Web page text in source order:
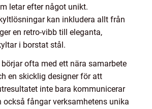
letar efter något unikt.
kan inkludera allt från
en retro-vibb till eleganta,
i borstat stål.
börjar ofta med ett nära samarbete
en skicklig designer för att
inte bara kommunicerar
också fångar verksamhetens unika